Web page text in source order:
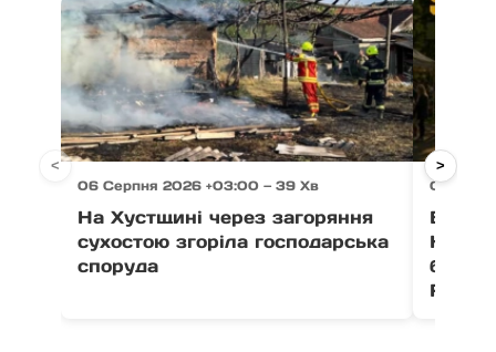
06 Серпня 2026 +03:00 — 39 Хв
На Хустщині через загоряння
сухостою згоріла господарська
споруда
06
В
Fest
< >